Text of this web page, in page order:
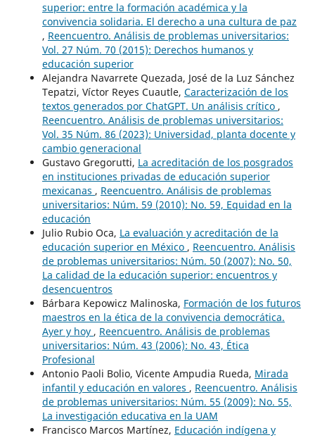
superior: entre la formación académica y la
convivencia solidaria. El derecho a una cultura de paz
, Reencuentro. Análisis de problemas universitarios:
Vol. 27 Núm. 70 (2015): Derechos humanos y
educación superior
Alejandra Navarrete Quezada, José de la Luz Sánchez
Tepatzi, Víctor Reyes Cuautle, Caracterización de los
textos generados por ChatGPT. Un análisis crítico ,
Reencuentro. Análisis de problemas universitarios:
Vol. 35 Núm. 86 (2023): Universidad, planta docente y
cambio generacional
Gustavo Gregorutti, La acreditación de los posgrados
en instituciones privadas de educación superior
mexicanas , Reencuentro. Análisis de problemas
universitarios: Núm. 59 (2010): No. 59, Equidad en la
educación
Julio Rubio Oca, La evaluación y acreditación de la
educación superior en México , Reencuentro. Análisis
de problemas universitarios: Núm. 50 (2007): No. 50,
La calidad de la educación superior: encuentros y
desencuentros
Bárbara Kepowicz Malinoska, Formación de los futuros
maestros en la ética de la convivencia democrática.
Ayer y hoy , Reencuentro. Análisis de problemas
universitarios: Núm. 43 (2006): No. 43, Ética
Profesional
Antonio Paoli Bolio, Vicente Ampudia Rueda, Mirada
infantil y educación en valores , Reencuentro. Análisis
de problemas universitarios: Núm. 55 (2009): No. 55,
La investigación educativa en la UAM
Francisco Marcos Martínez, Educación indígena y